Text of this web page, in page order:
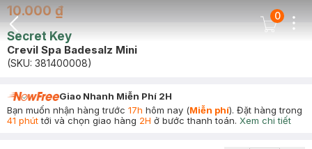
Back Icon
Cart Icon
0
10.000 ₫
Secret Key
Crevil Spa Badesalz Mini
(SKU: 381400008)
Giao Nhanh Miễn Phí 2H
Bạn muốn nhận hàng trước 17h hôm nay (Miễn phí). Đặt hàng trong
41 phúttới và chọn giao hàng 2H ở bước thanh toán. Xem chi tiết